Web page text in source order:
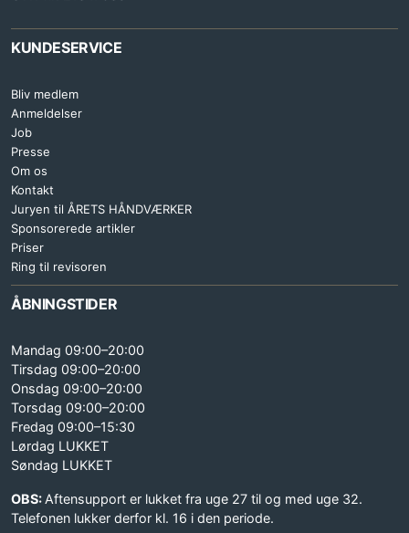
KUNDESERVICE
Bliv medlem
Anmeldelser
Job
Presse
Om os
Kontakt
Juryen til ÅRETS HÅNDVÆRKER
Sponsorerede artikler
Priser
Ring til revisoren
ÅBNINGSTIDER
Mandag 09:00–20:00
Tirsdag 09:00–20:00
Onsdag 09:00–20:00
Torsdag 09:00–20:00
Fredag 09:00–15:30
Lørdag LUKKET
Søndag LUKKET
OBS: Aftensupport er lukket fra uge 27 til og med uge 32.
Telefonen lukker derfor kl. 16 i den periode.